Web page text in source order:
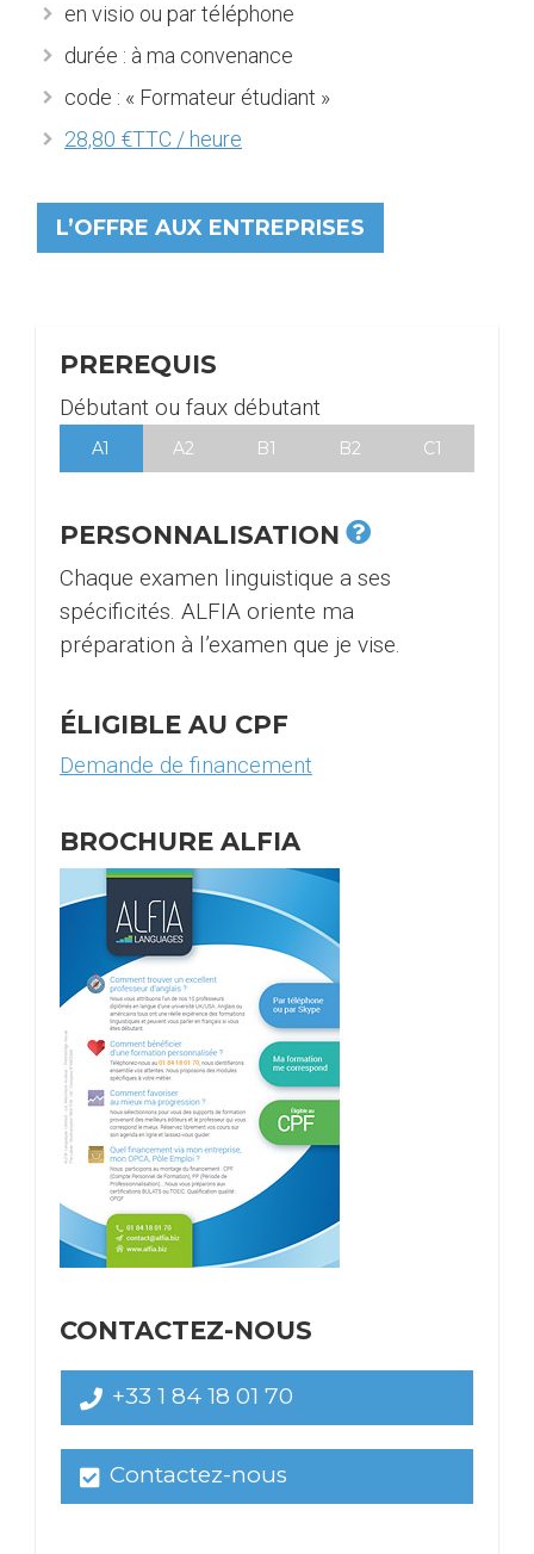
en visio ou par téléphone
durée : à ma convenance
code : « Formateur étudiant »
28,80 €TTC / heure
L’OFFRE AUX ENTREPRISES
PREREQUIS
Débutant ou faux débutant
A1 A2 B1 B2 C1
PERSONNALISATION
Chaque examen linguistique a ses
spécificités. ALFIA oriente ma
préparation à l’examen que je vise.
ÉLIGIBLE AU CPF
Demande de financement
BROCHURE ALFIA
CONTACTEZ-NOUS
+33 1 84 18 01 70
Contactez-nous